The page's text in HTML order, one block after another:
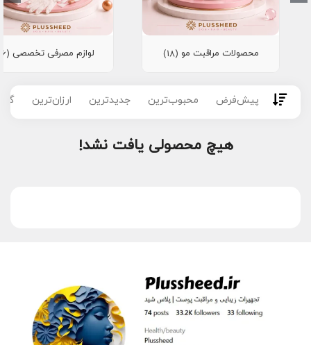
محصولات مراقبت مو (18) لوازم مصرفی تخصصی (16)
پیش‌فرض محبوب‌ترین جدیدترین ارزان‌ترین
هیچ محصولی یافت نشد!